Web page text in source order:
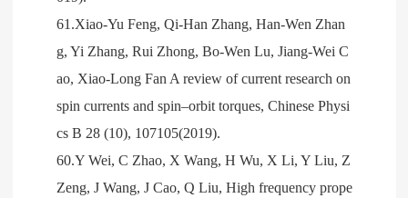
61.Xiao-Yu Feng, Qi-Han Zhang, Han-Wen Zhan
g, Yi Zhang, Rui Zhong, Bo-Wen Lu, Jiang-Wei C
ao, Xiao-Long Fan A review of current research on
spin currents and spin–orbit torques, Chinese Physi
cs B 28 (10), 107105(2019).
60.Y Wei, C Zhao, X Wang, H Wu, X Li, Y Liu, Z
Zeng, J Wang, J Cao, Q Liu, High frequency prope